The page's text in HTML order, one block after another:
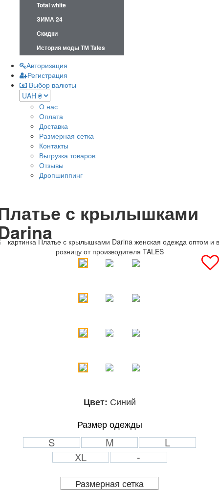
Total white
ЗИМА 24
Скидки
История моды ТМ Tales
Авторизация
Регистрация
Выбор валюты
О нас
Оплата
Доставка
Размерная сетка
Контакты
Выгрузка товаров
Отзывы
Дропшиппинг
с крылышками
Цвет: Синий
Размер одежды
S M
L
XL
-
Размерная сетка